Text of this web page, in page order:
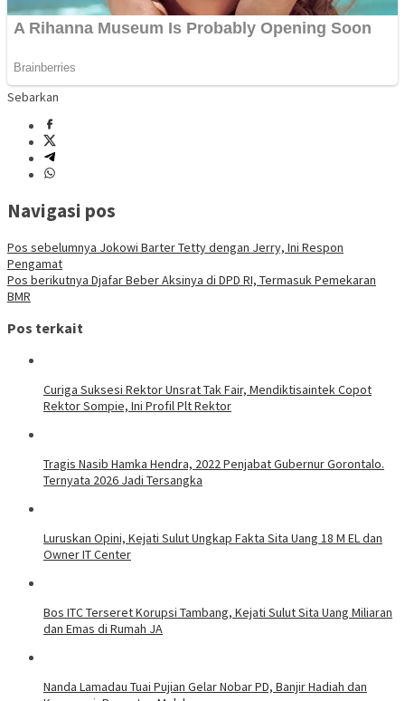
Sebarkan
Navigasi pos
Pos sebelumnya Jokowi Barter Tetty dengan Jerry, Ini Respon
Pengamat
Pos berikutnya Djafar Beber Aksinya di DPD RI, Termasuk Pemekaran
BMR
Pos terkait
Curiga Suksesi Rektor Unsrat Tak Fair, Mendiktisaintek Copot
Rektor Sompie, Ini Profil Plt Rektor
Tragis Nasib Hamka Hendra, 2022 Penjabat Gubernur Gorontalo.
Ternyata 2026 Jadi Tersangka
Luruskan Opini, Kejati Sulut Ungkap Fakta Sita Uang 18 M EL dan
Owner IT Center
Bos ITC Terseret Korupsi Tambang, Kejati Sulut Sita Uang Miliaran
dan Emas di Rumah JA
Nanda Lamadau Tuai Pujian Gelar Nobar PD, Banjir Hadiah dan